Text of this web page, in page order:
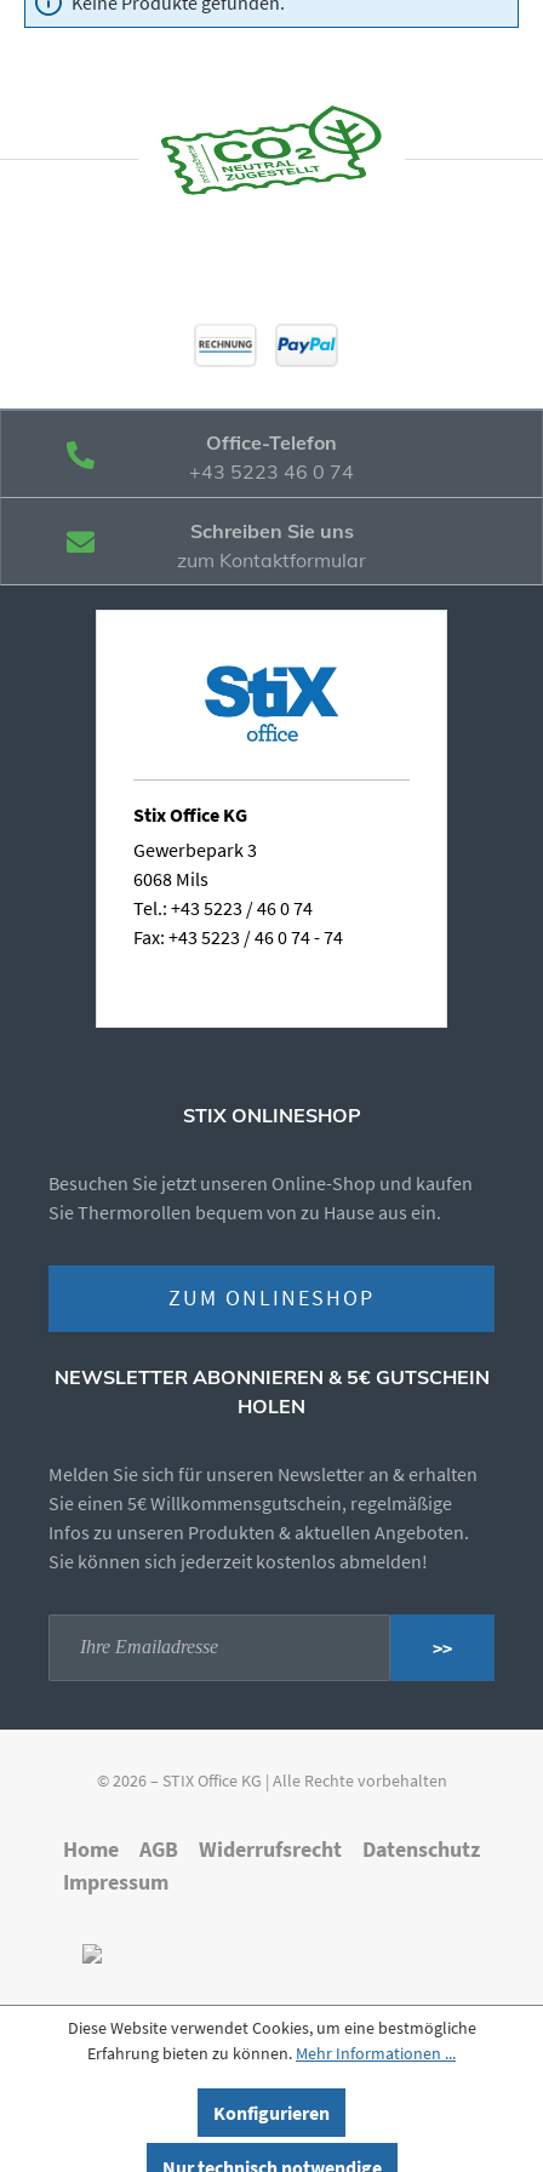
Office-Telefon
+43 5223 46 0 74
Schreiben Sie uns
zum Kontaktformular
Stix Office KG
Gewerbepark 3
6068 Mils
Tel.: +43 5223 / 46 0 74
Fax: +43 5223 / 46 0 74 - 74
STIX ONLINESHOP
Besuchen Sie jetzt unseren Online-Shop und kaufen
Sie Thermorollen bequem von zu Hause aus ein.
ZUM ONLINESHOP
NEWSLETTER ABONNIEREN & 5€ GUTSCHEIN
HOLEN
Melden Sie sich für unseren Newsletter an & erhalten
Sie einen 5€ Willkommensgutschein, regelmäßige
Infos zu unseren Produkten & aktuellen Angeboten.
Sie können sich jederzeit kostenlos abmelden!
>>
© 2026 – STIX Office KG | Alle Rechte vorbehalten
Home AGB Widerrufsrecht
Datenschutz
Impressum
Diese Website verwendet Cookies, um eine bestmögliche
Erfahrung bieten zu können. Mehr Informationen ...
Nur technisch notwendige
Konfigurieren